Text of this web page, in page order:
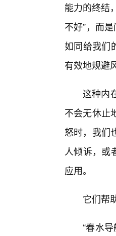
能力的终结
不好”，而
如同给我们
有效地规避
这种内
不会无休止
怒时，我们
人倾诉，或
应用。
它们帮
“春水